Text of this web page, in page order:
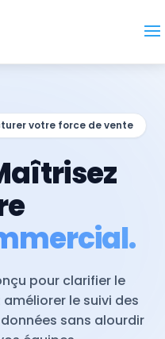
votre force de vente
pour clarifier le
le suivi des
sans alourdir